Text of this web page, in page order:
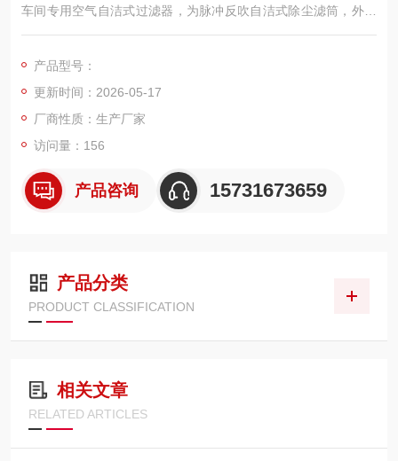
车间专用空气自洁式过滤器，为脉冲反吹自洁式除尘滤筒，外径
320mm、高度 900mm，采用耐酸碱 PTFE 覆膜 / 防腐聚酯滤
配化工生产车间废气粉尘、酸碱气雾、化工粉体、腐蚀性烟尘过
滤，搭配脉冲除尘设备，可自动清灰，保障化工车间通风除尘与
环保排放。
产品型号：
更新时间：2026-05-17
厂商性质：生产厂家
访问量：156
产品咨询 15731673659
产品分类
PRODUCT CLASSIFICATION
相关文章
RELATED ARTICLES